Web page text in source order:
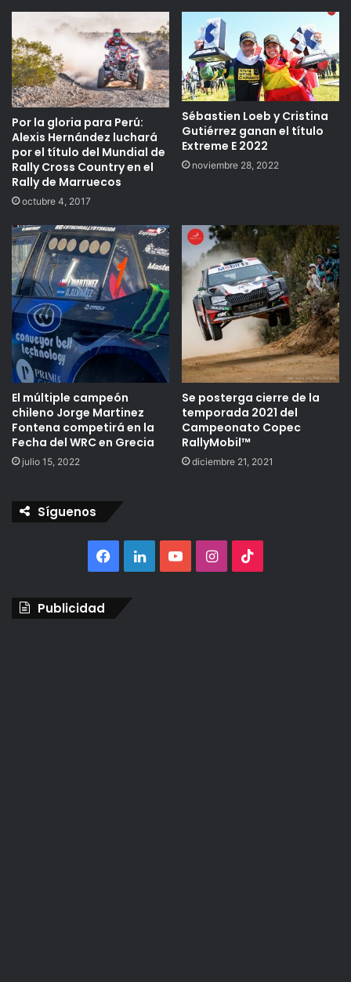
Por la gloria para Perú:
Alexis Hernández luchará
por el título del Mundial de
Rally Cross Country en el
Rally de Marruecos
octubre 4, 2017
Sébastien Loeb y Cristina
Gutiérrez ganan el título
Extreme E 2022
noviembre 28, 2022
El múltiple campeón
chileno Jorge Martinez
Fontena competirá en la
Fecha del WRC en Grecia
julio 15, 2022
Se posterga cierre de la
temporada 2021 del
Campeonato Copec
RallyMobil™
diciembre 21, 2021
Síguenos
Facebook
LinkedInYouTubeInstagram
Publicidad